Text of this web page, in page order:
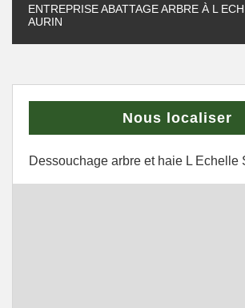
ENTREPRISE ABATTAGE ARBRE À L
AURIN
Nous localiser
Dessouchage arbre et haie L Echelle